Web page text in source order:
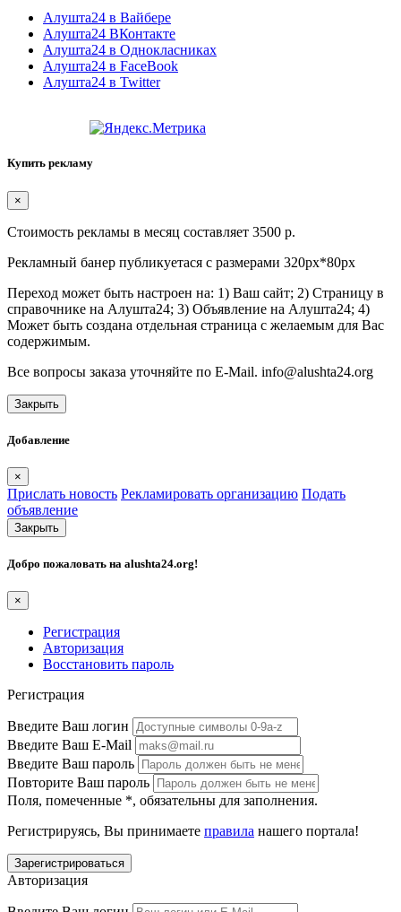
Алушта24 в Вайбере
Алушта24 ВКонтакте
Алушта24 в Однокласниках
Алушта24 в FaceBook
Алушта24 в Twitter
Купить рекламу
×
Стоимость рекламы в месяц составляет 3500 р.
Рекламный банер публикуетася с размерами 320px*80px
Переход может быть настроен на: 1) Ваш сайт; 2) Страницу в
справочнике на Алушта24; 3) Объявление на Алушта24; 4)
Может быть создана отдельная страница с желаемым для Вас
содержимым.
Все вопросы заказа уточняйте по E-Mail. info@alushta24.org
Закрыть
Добавление
×
Прислать новость Рекламировать организацию Подать
объявление
Закрыть
Добро пожаловать на alushta24.org!
×
Регистрация
Авторизация
Восстановить пароль
Регистрация
Введите Ваш логин
Введите Ваш E-Mail
Введите Ваш пароль
Повторите Ваш пароль
Поля, помеченные *, обязательны для заполнения.
Регистрируясь, Вы принимаете правила нашего портала!
Авторизация